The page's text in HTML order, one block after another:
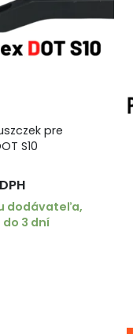
pre
S10
dodávateľa,
3 dní